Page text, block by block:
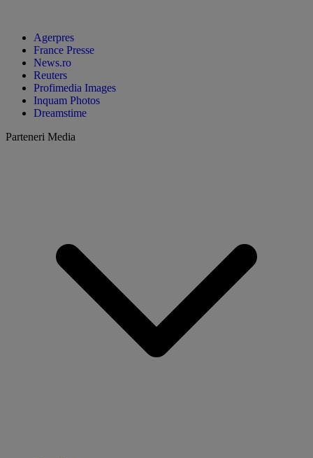
Agerpres
France Presse
News.ro
Reuters
Profimedia Images
Inquam Photos
Dreamstime
Parteneri Media